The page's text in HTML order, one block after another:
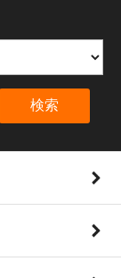
検索